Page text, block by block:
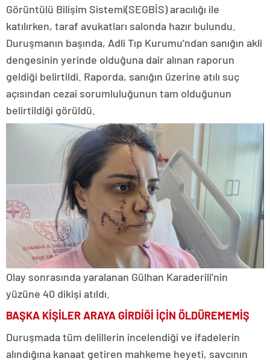
Görüntülü Bilişim Sistemi(SEGBİS) aracılığı ile
katılırken, taraf avukatları salonda hazır bulundu.
Duruşmanın başında, Adli Tıp Kurumu’ndan sanığın akli
dengesinin yerinde olduğuna dair alınan raporun
geldiği belirtildi. Raporda, sanığın üzerine atılı suç
açısından cezai sorumluluğunun tam olduğunun
belirtildiği görüldü.
Olay sonrasında yaralanan Gülhan Karaderili’nin
yüzüne 40 dikişi atıldı.
BAŞKA KİŞİLER ARAYA GİRDİĞİ İÇİN ÖLDÜREMEMİŞ
Duruşmada tüm delillerin incelendiği ve ifadelerin
alındığına kanaat getiren mahkeme heyeti, savcının